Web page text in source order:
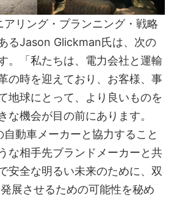
アリング・プランニング・戦略
るJason Glickman氏は、次の
。「私たちは、電力会社と運輸
の時を迎えており、お客様、事
地球にとって、より良いものを
な機会が目の前にあります。
自動車メーカーと協力すること
な相手先ブランドメーカーと共
安全な明るい未来のために、双
展させるための可能性を秘め